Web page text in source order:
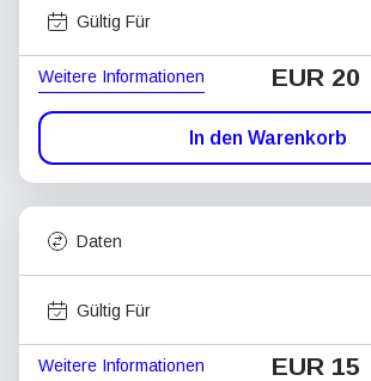
Gültig Für
Weitere Informationen EUR 20
In den Warenkorb
Daten
Gültig Für
Weitere Informationen EUR 15